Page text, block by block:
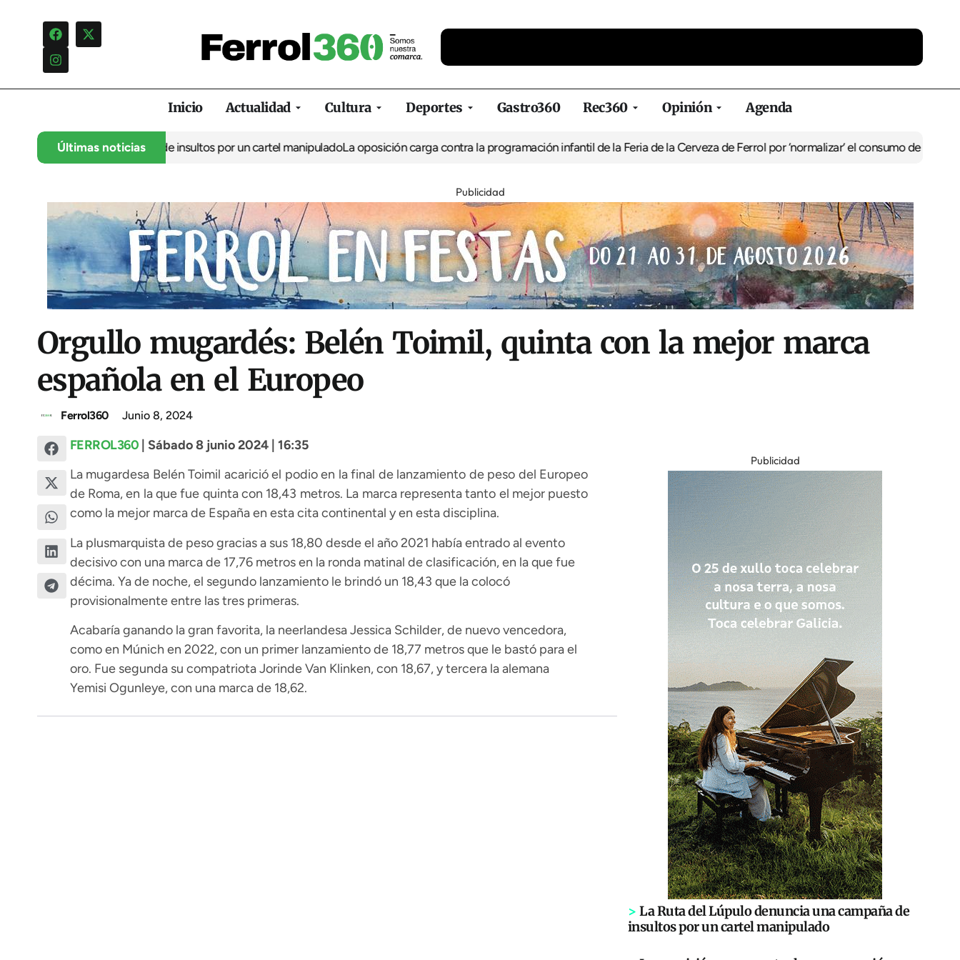
Inicio Actualidad Cultura Deportes Gastro360 Rec360 Opinión Agenda
Últimas noticias
denuncia una campaña de insultos por un cartel manipuladoLa oposición carga contra la programación infantil de la Feria de la Cerveza de Ferrol por ‘normalizar’ el consumo de alcohol
Publicidad
Orgullo mugardés: Belén Toimil, quinta con la mejor marca
española en el Europeo
Ferrol360 Junio 8, 2024
FERROL360 | Sábado 8 junio 2024 | 16:35
La mugardesa Belén Toimil acarició el podio en la final de lanzamiento de peso del Europeo
de Roma, en la que fue quinta con 18,43 metros. La marca representa tanto el mejor puesto
como la mejor marca de España en esta cita continental y en esta disciplina.
La plusmarquista de peso gracias a sus 18,80 desde el año 2021 había entrado al evento
decisivo con una marca de 17,76 metros en la ronda matinal de clasificación, en la que fue
décima. Ya de noche, el segundo lanzamiento le brindó un 18,43 que la colocó
provisionalmente entre las tres primeras.
Acabaría ganando la gran favorita, la neerlandesa Jessica Schilder, de nuevo vencedora,
como en Múnich en 2022, con un primer lanzamiento de 18,77 metros que le bastó para el
oro. Fue segunda su compatriota Jorinde Van Klinken, con 18,67, y tercera la alemana
Yemisi Ogunleye, con una marca de 18,62.
Publicidad
> La Ruta del Lúpulo denuncia una campaña de
insultos por un cartel manipulado